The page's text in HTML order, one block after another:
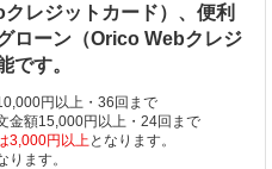
レジットカード）、便利
ローン（Orico Webクレジ
です。
円以上・36回まで
金額15,000円以上・24回まで
3,000円以上となります。
ます。